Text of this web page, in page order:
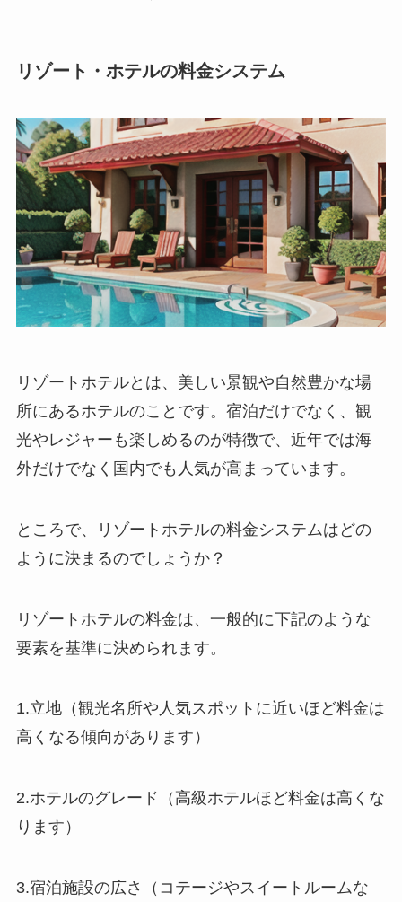
リゾート・ホテルの料金システム
リゾートホテルとは、美しい景観や自然豊かな場
所にあるホテルのことです。宿泊だけでなく、観
光やレジャーも楽しめるのが特徴で、近年では海
外だけでなく国内でも人気が高まっています。
ところで、リゾートホテルの料金システムはどの
ように決まるのでしょうか？
リゾートホテルの料金は、一般的に下記のような
要素を基準に決められます。
1.立地（観光名所や人気スポットに近いほど料金は
高くなる傾向があります）
2.ホテルのグレード（高級ホテルほど料金は高くな
ります）
3.宿泊施設の広さ（コテージやスイートルームな